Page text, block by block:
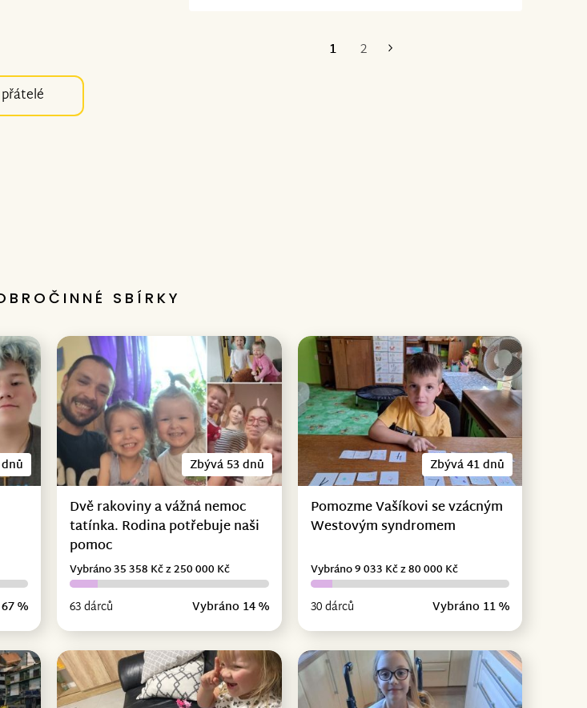
1 2
SBÍRKY
%
Zbývá 53 dnů
Dvě rakoviny a vážná nemoc
tatínka. Rodina potřebuje naši
pomoc
63 dárců Vybráno 14 %
Vybráno 35 358 Kč z 250 000 Kč
Zbývá 41 dnů
Pomozme Vašíkovi se vzácným
Westovým syndromem
30 dárců Vybráno 11 %
Vybráno 9 033 Kč z 80 000 Kč